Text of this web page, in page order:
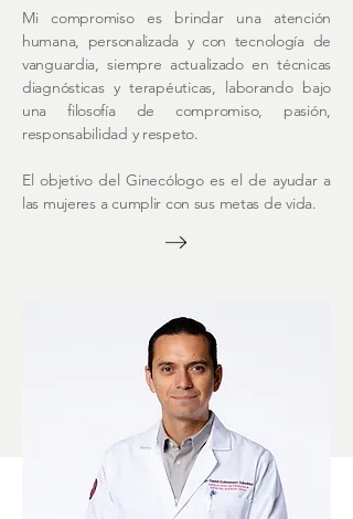
Mi compromiso es brindar una atención
humana, personalizada y con tecnología de
vanguardia, siempre actualizado en técnicas
diagnósticas y terapéuticas, laborando bajo
una filosofía de compromiso, pasión,
responsabilidad y respeto.
El objetivo del Ginecólogo es el de ayudar a
las mujeres a cumplir con sus metas de vida.